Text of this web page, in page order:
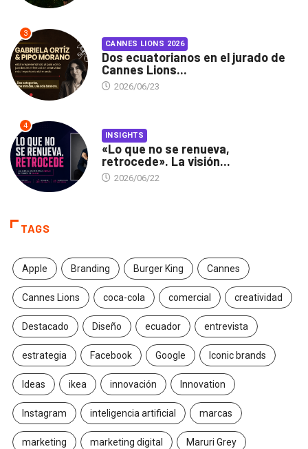
3
CANNES LIONS 2026
Dos ecuatorianos en el jurado de
Cannes Lions...
2026/06/23
4
INSIGHTS
«Lo que no se renueva,
retrocede». La visión...
2026/06/22
TAGS
Apple Branding Burger King Cannes
Cannes Lions coca-cola comercial creatividad
Destacado Diseño ecuador entrevista
estrategia Facebook Google Iconic brands
Ideas ikea innovación Innovation
Instagram inteligencia artificial marcas
marketing marketing digital Maruri Grey